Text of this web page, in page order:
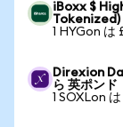
iBoxx $
Tokenized)
1 HYGon は
Direxion
ら 英ポンド
1 SOXLon